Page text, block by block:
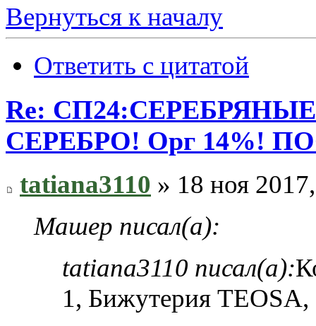
Вернуться к началу
Ответить с цитатой
Re:
СЕРЕБРО! Орг 14%!
tatiana3110 » 18 ноя
Машер писал(а):
tatiana3110 писал(а):
1, Бижутерия TEOSA,